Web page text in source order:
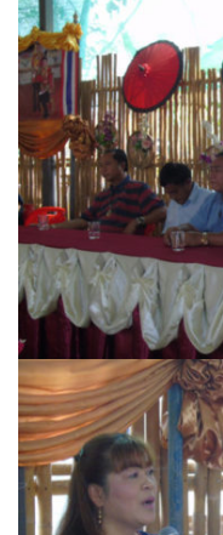
ต้นแหลงโฮมสเตย์
ตูบฮิมโต้งโฮมสเตย์
นครน่านอพาร์ทเม้น
นะลาวิวรีสอร์ท
นาต้นบัวโฮมสเตย์
น่านปัว รีสอร์ท
นาเหล่า เก๊าสลี โฮมสเตย์
นาไผ่ปัววิว
บวกบัววิวรีสอร์ท
บ้านกังหัน @ ปัวคอทเทจ